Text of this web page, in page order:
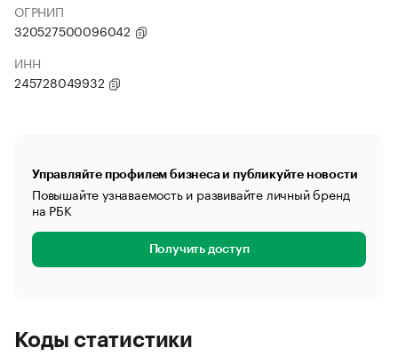
ОГРНИП
320527500096042
ИНН
245728049932
Управляйте профилем бизнеса и публикуйте новости
Повышайте узнаваемость и развивайте личный бренд
на РБК
Получить доступ
Коды статистики